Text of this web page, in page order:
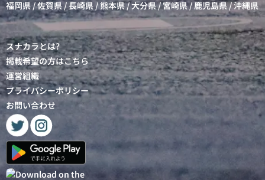
福岡県 /佐賀県 /長崎県/熊本県/大分県/宮崎県/鹿児島県/沖縄県
スナカラとは?
掲載希望の方はこちら
運営組織
プライバシーポリシー
お問い合わせ